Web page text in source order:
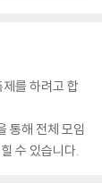
를 하려고 합
통해 전체 모임
수 있습니다.